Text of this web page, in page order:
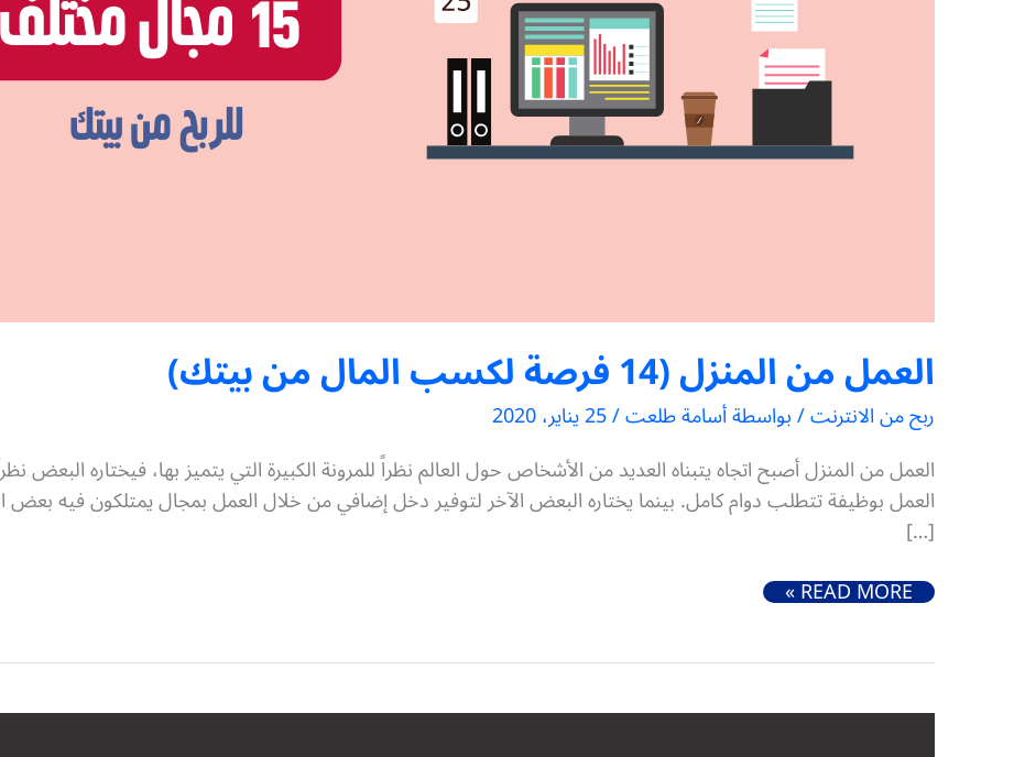
العمل من المنزل (14 فرصة لكسب المال من بيتك)
ربح من الانترنت/ بواسطةأسامة طلعت/25 يناير، 2020
العمل من المنزل أصبح اتجاه يتبناه العديد من الأشخاص حول العالم نظراً للمرونة الكبيرة التي يتميز بها، فيختاره البعض
العمل بوظيفة تتطلب دوام كامل. بينما يختاره البعض الآخر لتوفير دخل إضافي من خلال العمل بمجال يمتلكون فيه بعض
[…]
العمل من المنزل (14 فرصة لكسب المال من بيتك)
READ MORE »